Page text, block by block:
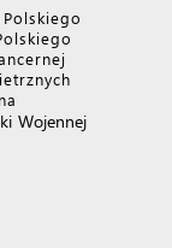
Wojennej